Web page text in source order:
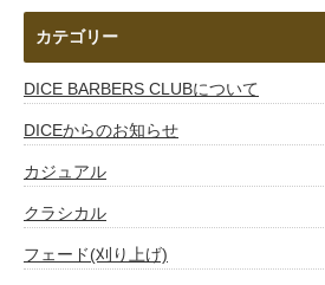
カテゴリー
DICE BARBERS CLUBについて
DICEからのお知らせ
カジュアル
クラシカル
フェード(刈り上げ)